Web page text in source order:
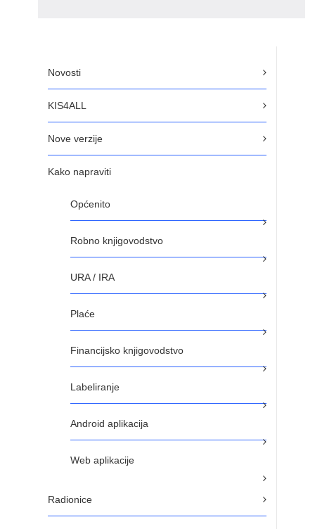
Novosti
KIS4ALL
Nove verzije
Kako napraviti
Općenito
Robno knjigovodstvo
URA / IRA
Plaće
Financijsko knjigovodstvo
Labeliranje
Android aplikacija
Web aplikacije
Radionice